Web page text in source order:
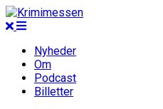
Nyheder
Om
Podcast
Billetter